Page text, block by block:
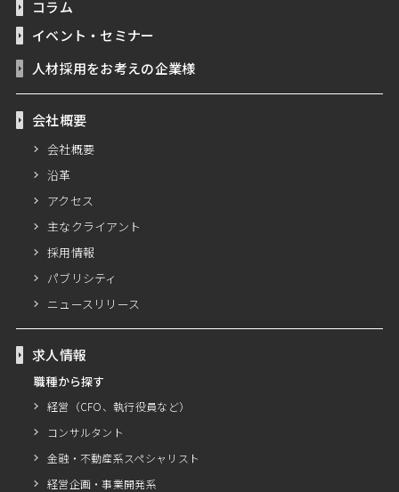
コラム
イベント・セミナー
人材採用をお考えの企業様
会社概要
会社概要
沿革
アクセス
主なクライアント
採用情報
パブリシティ
ニュースリリース
求人情報
職種から探す
経営（CFO、執行役員など）
コンサルタント
金融・不動産系スペシャリスト
経営企画・事業開発系